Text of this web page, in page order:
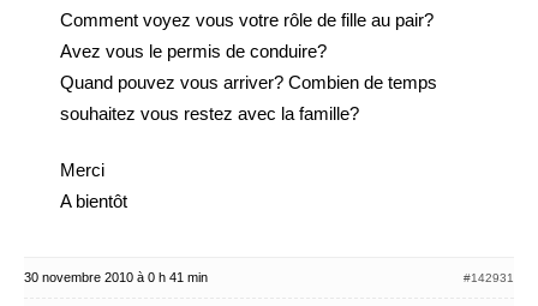
Comment voyez vous votre rôle de fille au pair?
Avez vous le permis de conduire?
Quand pouvez vous arriver? Combien de temps
souhaitez vous restez avec la famille?
Merci
A bientôt
30 novembre 2010 à 0 h 41 min #142931